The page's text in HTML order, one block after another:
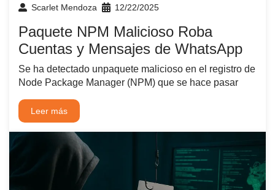
Scarlet Mendoza 12/22/2025
Paquete NPM Malicioso Roba
Cuentas y Mensajes de WhatsApp
Se ha detectado unpaquete malicioso en el registro de
Node Package Manager (NPM) que se hace pasar
Leer más